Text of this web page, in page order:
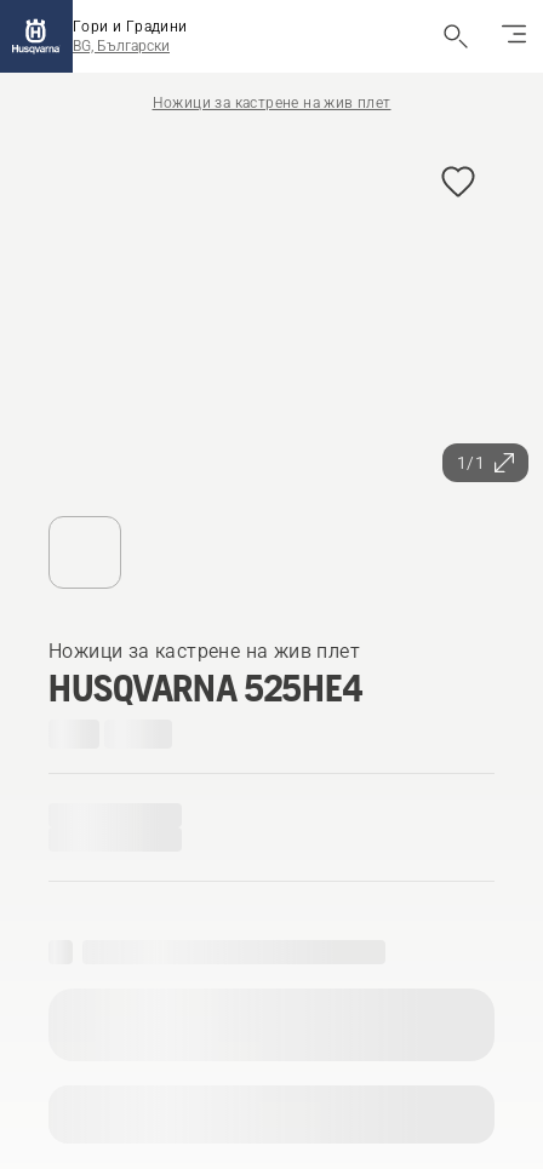
Гори и Градини
BG, Български
Ножици за кастрене на жив плет
1/1
Ножици за кастрене на жив плет
HUSQVARNA 525HE4